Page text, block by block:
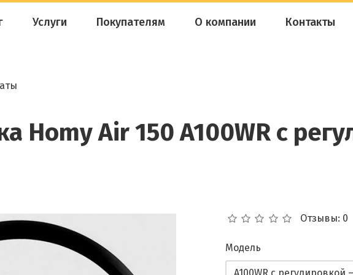
Услуги Покупателям О компании Контакты
Homy Air 150 A100WR с
Отзывы: 0
Модель